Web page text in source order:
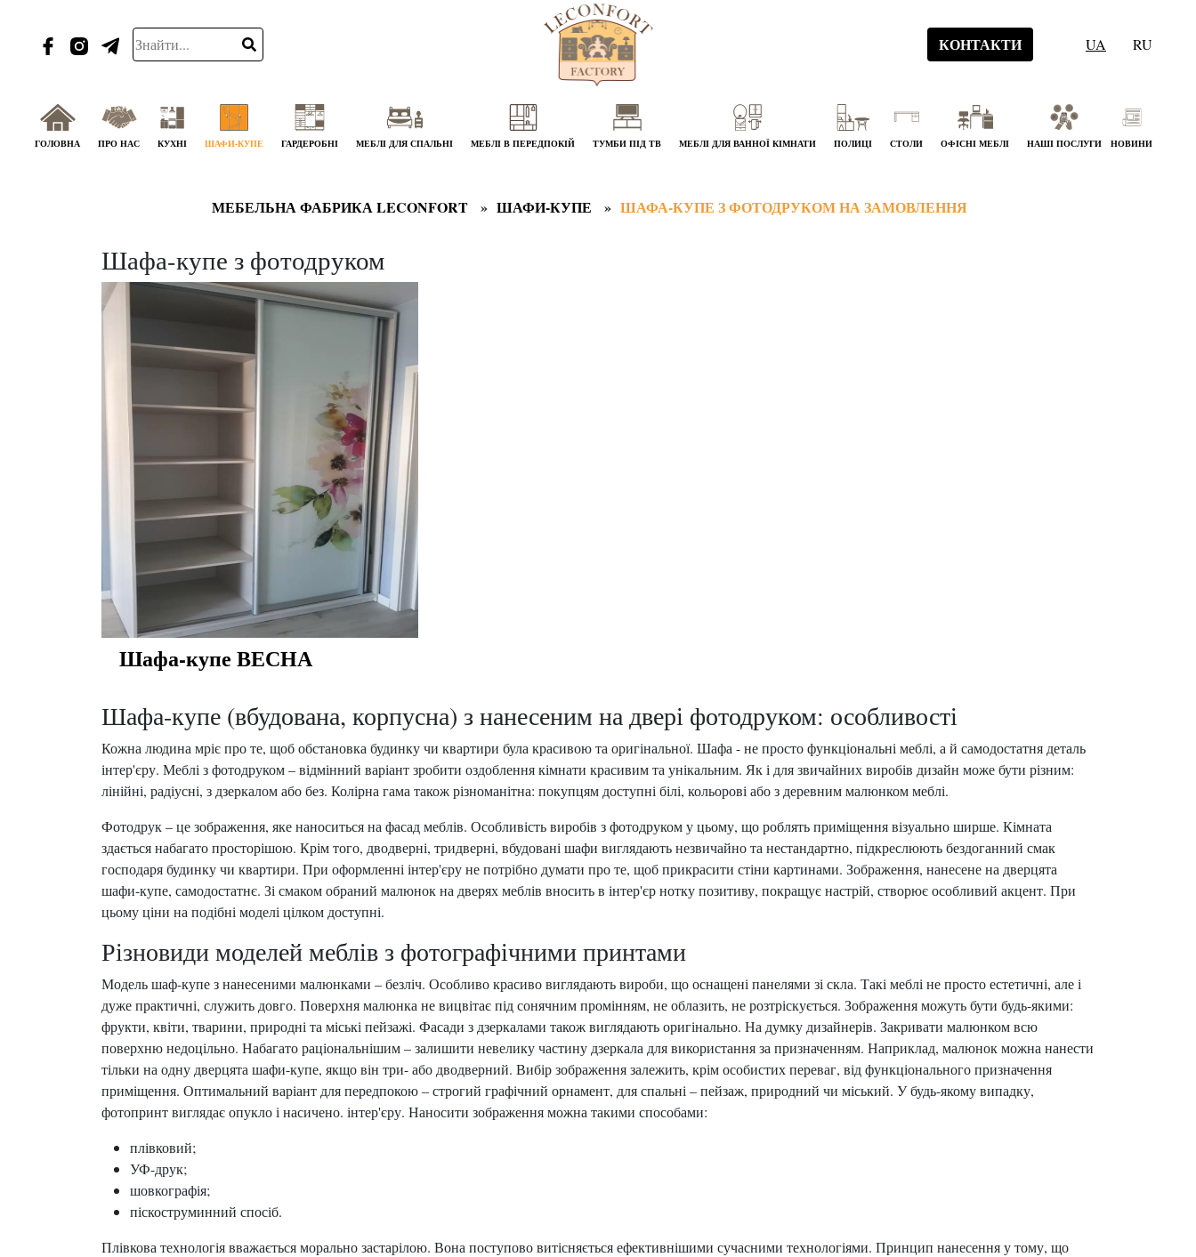
КОНТАКТИ UA RU
ГОЛОВНА ПРО НАС КУХНІ ШАФИ-КУПЕ ГАРДЕРОБНІ МЕБЛІ ДЛЯ СПАЛЬНІ МЕБЛІ В ПЕРЕДПОКІЙ ТУМБИ ПІД ТВ МЕБЛІ ДЛЯ ВАННОЇ КІМНАТИ ПОЛИЦІ СТОЛИ ОФІСНІ МЕБЛІ НАШІ ПОСЛУГИ НОВИНИ
МЕБЕЛЬНА ФАБРИКА LECONFORT ШАФИ-КУПЕ ШАФА-КУПЕ З ФОТОДРУКОМ НА ЗАМОВЛЕННЯ
Шафа-купе з фотодруком
Шафа-купе ВЕСНА
Шафа-купе (вбудована, корпусна) з нанесеним на двері фотодруком: особливості
Кожна людина мріє про те, щоб обстановка будинку чи квартири була красивою та оригінальної. Шафа - не просто функціональні меблі, а й самодостатня деталь
інтер'єру. Меблі з фотодруком – відмінний варіант зробити оздоблення кімнати красивим та унікальним. Як і для звичайних виробів дизайн може бути різним:
лінійні, радіусні, з дзеркалом або без. Колірна гама також різноманітна: покупцям доступні білі, кольорові або з деревним малюнком меблі.
Фотодрук – це зображення, яке наноситься на фасад меблів. Особливість виробів з фотодруком у цьому, що роблять приміщення візуально ширше. Кімната
здається набагато просторішою. Крім того, дводверні, тридверні, вбудовані шафи виглядають незвичайно та нестандартно, підкреслюють бездоганний смак
господаря будинку чи квартири. При оформленні інтер'єру не потрібно думати про те, щоб прикрасити стіни картинами. Зображення, нанесене на дверцята
шафи-купе, самодостатнє. Зі смаком обраний малюнок на дверях меблів вносить в інтер'єр нотку позитиву, покращує настрій, створює особливий акцент. При
цьому ціни на подібні моделі цілком доступні.
Різновиди моделей меблів з фотографічними принтами
Модель шаф-купе з нанесеними малюнками – безліч. Особливо красиво виглядають вироби, що оснащені панелями зі скла. Такі меблі не просто естетичні, але і
дуже практичні, служить довго. Поверхня малюнка не вицвітає під сонячним промінням, не облазить, не розтріскується. Зображення можуть бути будь-якими:
фрукти, квіти, тварини, природні та міські пейзажі. Фасади з дзеркалами також виглядають оригінально. На думку дизайнерів. Закривати малюнком всю
поверхню недоцільно. Набагато раціональнішим – залишити невелику частину дзеркала для використання за призначенням. Наприклад, малюнок можна нанести
тільки на одну дверцята шафи-купе, якщо він три- або дводверний. Вибір зображення залежить, крім особистих переваг, від функціонального призначення
приміщення. Оптимальний варіант для передпокою – строгий графічний орнамент, для спальні – пейзаж, природний чи міський. У будь-якому випадку,
фотопринт виглядає опукло і насичено. інтер'єру. Наносити зображення можна такими способами:
плівковий;
УФ-друк;
шовкографія;
піскоструминний спосіб.
Плівкова технологія вважається морально застарілою. Вона поступово витісняється ефективнішими сучасними технологіями. Принцип нанесення у тому, що